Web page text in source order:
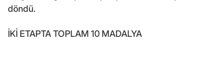
döndü.
İKİ ETAPTA TOPLAM 10 MADALYA